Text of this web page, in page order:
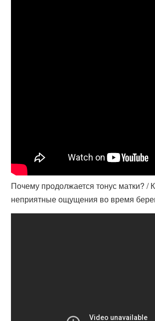
Почему продолжается тонус матки? /
неприятные ощущения во время